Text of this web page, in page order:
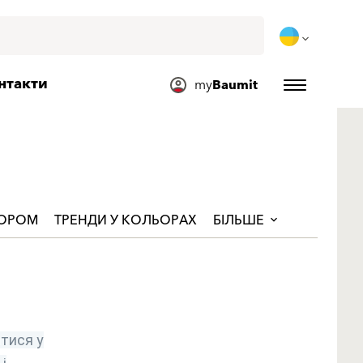
myBaumit
ТРЕНДИ У КОЛЬОРАХ БІЛЬШЕ
у